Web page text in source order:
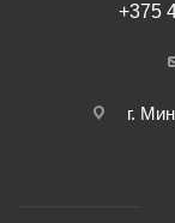
+375
г.